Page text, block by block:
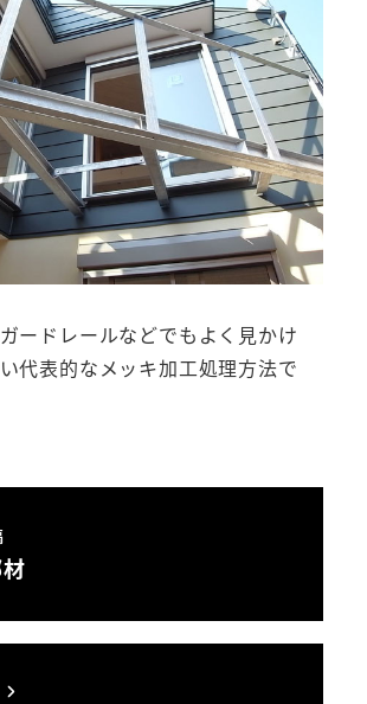
ードレールなどでもよく見かけ
代表的なメッキ加工処理方法で